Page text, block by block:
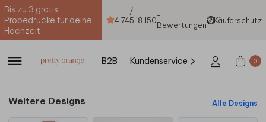
Bis zu 3 gratis
Probedrucke für deine
Hochzeit
4.74
/
5
-
18.150+
Bewertungen
Käuferschutz
B2B Kundenservice 0
Weitere Designs Alle Designs